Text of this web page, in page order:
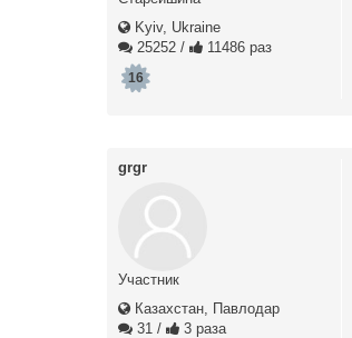
Kyiv, Ukraine
25252 / 11486 раз
16
grgr
Участник
Казахстан, Павлодар
31 / 3 раза